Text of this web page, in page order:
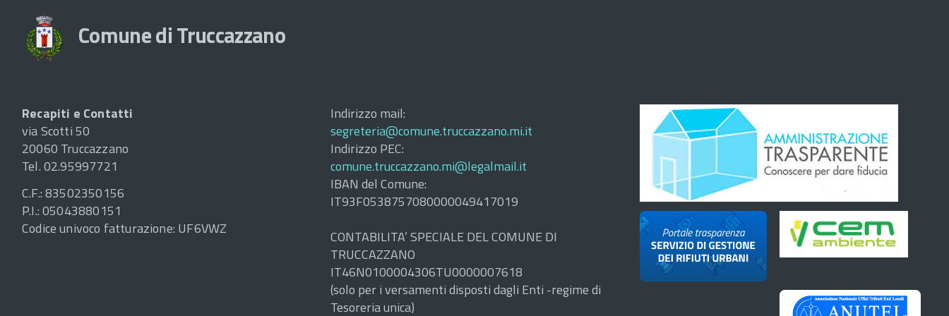
Comune di Truccazzano
Recapiti e Contatti
via Scotti 50
20060 Truccazzano
Tel. 02.95997721
C.F.: 83502350156
P.I.: 05043880151
Codice univoco fatturazione: UF6VWZ
Indirizzo mail:
segreteria@comune.truccazzano.mi.it
Indirizzo PEC:
comune.truccazzano.mi@legalmail.it
IBAN del Comune:
IT93F0538757080000049417019
CONTABILITA’ SPECIALE DEL COMUNE DI
TRUCCAZZANO
IT46N0100004306TU0000007618
(solo per i versamenti disposti dagli Enti -regime di
Tesoreria unica)